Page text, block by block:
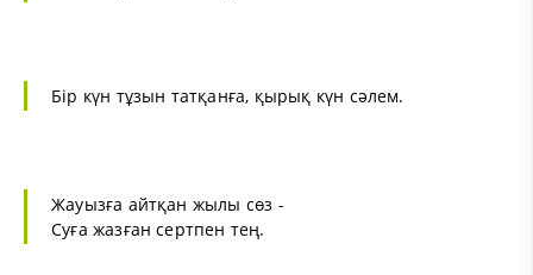
Бір күн тұзын татқанға, қырық күн сәлем.
Жауызға айтқан жылы сөз -
Суға жазған сертпен тең.